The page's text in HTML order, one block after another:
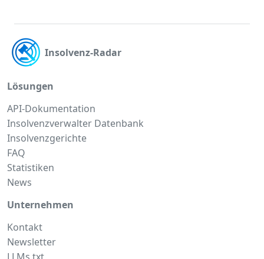
Insolvenz-Radar
Lösungen
API-Dokumentation
Insolvenzverwalter Datenbank
Insolvenzgerichte
FAQ
Statistiken
News
Unternehmen
Kontakt
Newsletter